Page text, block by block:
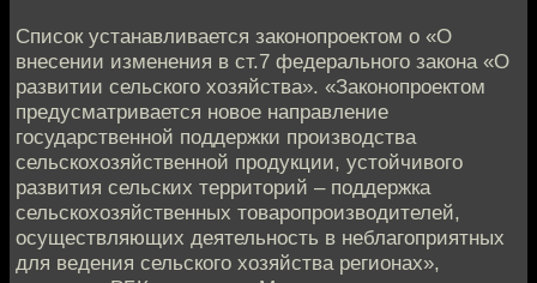
Список устанавливается законопроектом о «О
внесении изменения в ст.7 федерального закона «О
развитии сельского хозяйства». «Законопроектом
предусматривается новое направление
государственной поддержки производства
сельскохозяйственной продукции, устойчивого
развития сельских территорий – поддержка
сельскохозяйственных товаропроизводителей,
осуществляющих деятельность в неблагоприятных
для ведения сельского хозяйства регионах»,